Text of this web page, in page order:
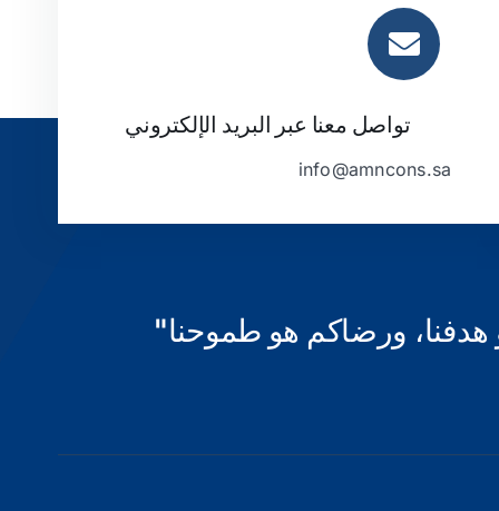
تواصل معنا عبر البريد الإلكتروني
info@amncons.sa
ورضاكم هو طموحنا"